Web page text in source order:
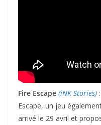
Fire Escape (iNK Stories)
Escape, un jeu
arrivé le 29 avril et